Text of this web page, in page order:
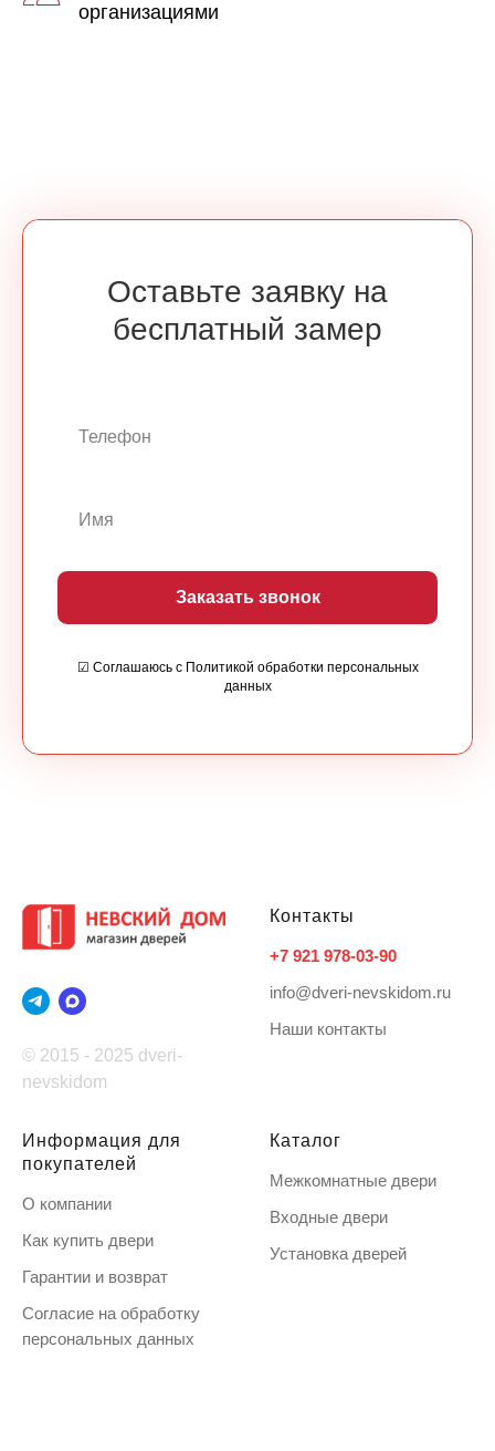
организациями
Оставьте заявку на
бесплатный замер
Заказать звонок
☑ Соглашаюсь с Политикой обработки персональных
данных
© 2015 - 2025 dveri-
nevskidom
Контакты
+7 921 978-03-90
info@dveri-nevskidom.ru
Наши контакты
Информация для
покупателей
О компании
Как купить двери
Гарантии и возврат
Согласие на обработку
персональных данных
Каталог
Межкомнатные двери
Входные двери
Установка дверей